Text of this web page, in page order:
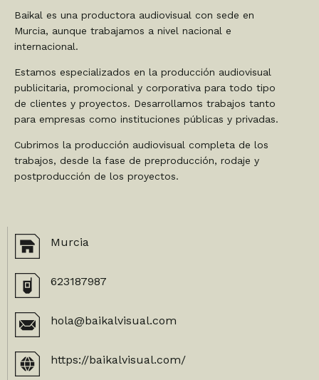
Baikal es una productora audiovisual con sede en
Murcia, aunque trabajamos a nivel nacional e
internacional.
Estamos especializados en la producción audiovisual
publicitaria, promocional y corporativa para todo tipo
de clientes y proyectos. Desarrollamos trabajos tanto
para empresas como instituciones públicas y privadas.
Cubrimos la producción audiovisual completa de los
trabajos, desde la fase de preproducción, rodaje y
postproducción de los proyectos.
Murcia
623187987
hola@baikalvisual.com
https://baikalvisual.com/